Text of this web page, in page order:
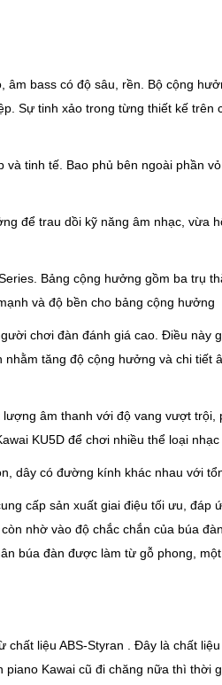
bass có độ sâu, rền. Bộ cộng
Sự tinh xảo trong từng thiết kế
tinh tế. Bao phủ bên ngoài phần
để trau dồi kỹ năng âm nhạc, vừa
Bảng cộng hưởng gồm ba trụ
và độ bền cho bảng cộng hưởng
chơi đàn đánh giá cao. Điều này
tăng độ cộng hưởng và chi
âm thanh với độ vang vượt
KU5D để chơi nhiều thể loại nhạc
dây có đường kính khác nhau với
cấp sản xuất giai điệu tối ưu,
nhờ vào độ chắc chắn của búa
búa đàn được làm từ gỗ phong,
liệu ABS-Styran . Đây là chất
Kawai cũ đi chăng nữa thì